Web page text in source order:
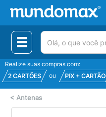
(pesquisar)
Realize suas compras com:
2 CARTÕES
ou PIX + CARTÃO
< Antenas